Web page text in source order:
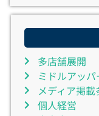
多店舗展開
ミドルアッパ
メディア掲載
個人経営